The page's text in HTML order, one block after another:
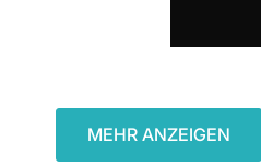
MEHR ANZEIGEN